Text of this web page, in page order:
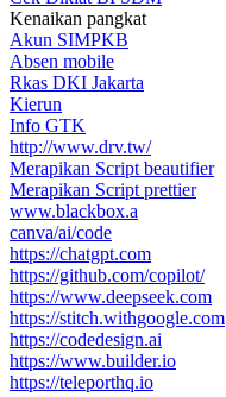
Kenaikan pangkat
Akun SIMPKB
Absen mobile
Rkas DKI Jakarta
Kierun
Info GTK
http://www.drv.tw/
Merapikan Script beautifier
Merapikan Script prettier
www.blackbox.a
canva/ai/code
https://chatgpt.com
https://github.com/copilot/
https://www.deepseek.com
https://stitch.withgoogle.com
https://codedesign.ai
https://www.builder.io
https://teleporthq.io